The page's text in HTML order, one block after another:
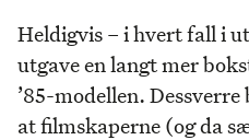
Heldigvis – i hvert fall i
utgave en langt mer
’85-modellen.
at filmskaperne (og da